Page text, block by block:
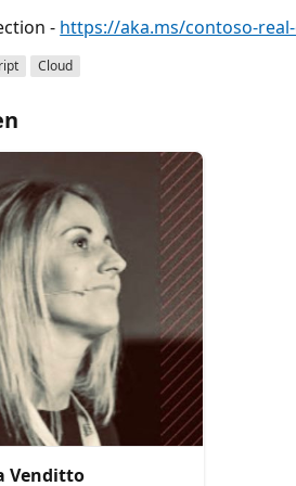
- https://aka.ms/contoso-
Cloud
Venditto